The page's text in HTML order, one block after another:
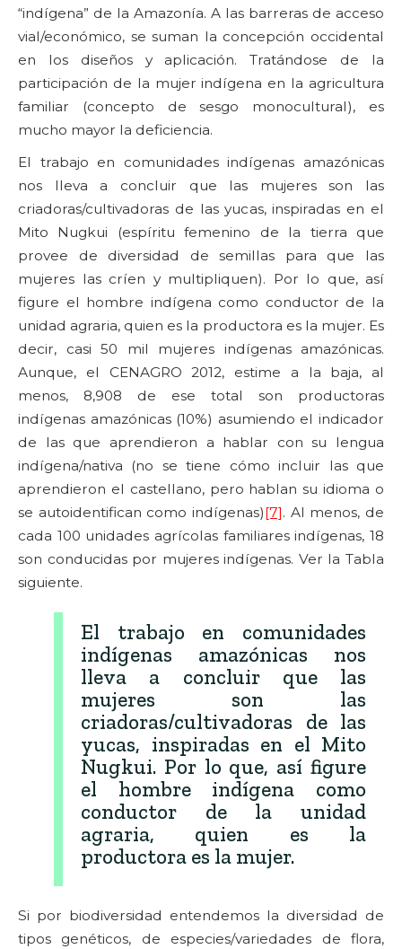
“indígena” de la Amazonía. A las barreras de acceso
vial/económico, se suman la concepción occidental
en los diseños y aplicación. Tratándose de la
participación de la mujer indígena en la agricultura
familiar (concepto de sesgo monocultural), es
mucho mayor la deficiencia.
El trabajo en comunidades indígenas amazónicas
nos lleva a concluir que las mujeres son las
criadoras/cultivadoras de las yucas, inspiradas en el
Mito Nugkui (espíritu femenino de la tierra que
provee de diversidad de semillas para que las
mujeres las críen y multipliquen). Por lo que, así
figure el hombre indígena como conductor de la
unidad agraria, quien es la productora es la mujer. Es
decir, casi 50 mil mujeres indígenas amazónicas.
Aunque, el CENAGRO 2012, estime a la baja, al
menos, 8,908 de ese total son productoras
indígenas amazónicas (10%) asumiendo el indicador
de las que aprendieron a hablar con su lengua
indígena/nativa (no se tiene cómo incluir las que
aprendieron el castellano, pero hablan su idioma o
se autoidentifican como indígenas)[7]. Al menos, de
cada 100 unidades agrícolas familiares indígenas, 18
son conducidas por mujeres indígenas. Ver la Tabla
siguiente.
El trabajo en comunidades
indígenas amazónicas nos
lleva a concluir que las
mujeres son las
criadoras/cultivadoras de las
yucas, inspiradas en el Mito
Nugkui. Por lo que, así figure
el hombre indígena como
conductor de la unidad
agraria, quien es la
productora es la mujer.
Si por biodiversidad entendemos la diversidad de
tipos genéticos, de especies/variedades de flora,